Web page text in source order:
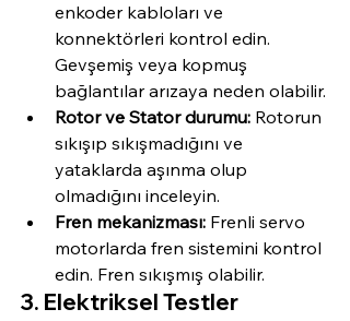
enkoder kabloları ve
konnektörleri kontrol edin.
Gevşemiş veya kopmuş
bağlantılar arızaya neden olabilir.
Rotor ve Stator durumu: Rotorun
sıkışıp sıkışmadığını ve
yataklarda aşınma olup
olmadığını inceleyin.
Fren mekanizması: Frenli servo
motorlarda fren sistemini kontrol
edin. Fren sıkışmış olabilir.
3. Elektriksel Testler